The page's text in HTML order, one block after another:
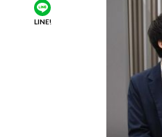
LINE!